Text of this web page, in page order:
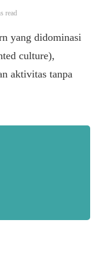
read
yang didominasi
culture),
aktivitas tanpa